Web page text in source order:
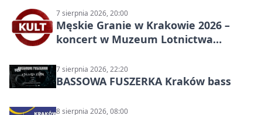
7 sierpnia 2026, 20:00
Męskie Granie w Krakowie 2026 –
koncert w Muzeum Lotnictwa
7 sierpnia 2026, 22:20
BASSOWA FUSZERKA Kraków bass
8 sierpnia 2026, 08:00